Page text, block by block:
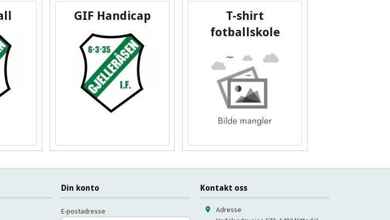
GIF Handicap
T-shirt
fotballskole
Din konto
E-postadresse
Kontakt oss
Adresse